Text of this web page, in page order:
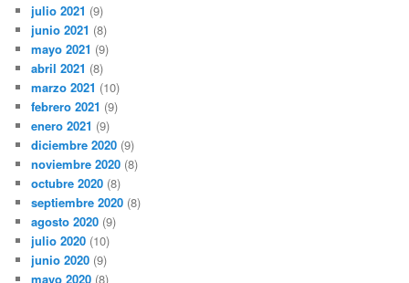
julio 2021 (9)
junio 2021 (8)
mayo 2021 (9)
abril 2021 (8)
marzo 2021 (10)
febrero 2021 (9)
enero 2021 (9)
diciembre 2020 (9)
noviembre 2020 (8)
octubre 2020 (8)
septiembre 2020 (8)
agosto 2020 (9)
julio 2020 (10)
junio 2020 (9)
mayo 2020 (8)